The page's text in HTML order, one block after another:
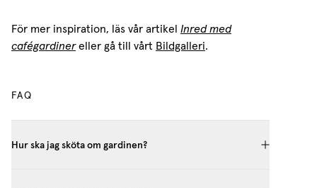
För mer inspiration, läs vår artikel Inred med
cafégardinereller gå till vårt Bildgalleri.
FAQ
Hur ska jag sköta om gardinen?